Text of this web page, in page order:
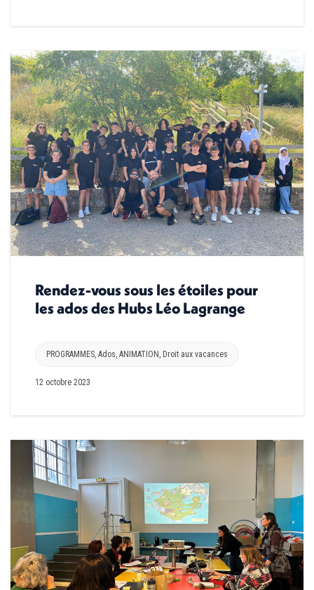
Rendez-vous sous les étoiles pour
les ados des Hubs Léo Lagrange
PROGRAMMES Ados ANIMATION Droit aux vacances
12 octobre 2023